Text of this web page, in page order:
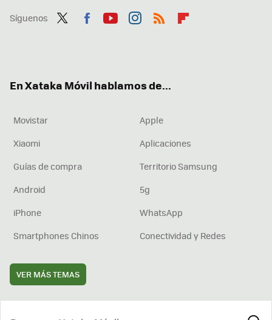
Síguenos
En Xataka Móvil hablamos de...
Movistar
Apple
Xiaomi
Aplicaciones
Guías de compra
Territorio Samsung
Android
5g
iPhone
WhatsApp
Smartphones Chinos
Conectividad y Redes
VER MÁS TEMAS